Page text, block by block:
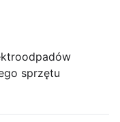
sprzętu